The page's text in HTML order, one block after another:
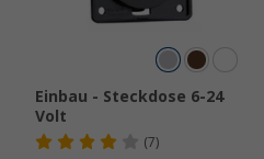
Einbau - Steckdose 6-24
Volt
(7)